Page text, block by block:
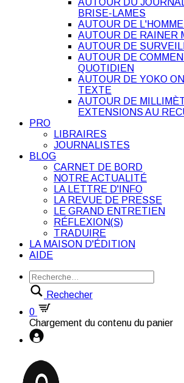
BRISE-LAMES
AUTOUR DE
AUTOUR DE RAINER
AUTOUR DE
AUTOUR DE
QUOTIDIEN
AUTOUR DE YOKO
TEXTE
AUTOUR DE
EXTENSIONS AU
PRO
LIBRAIRES
JOURNALISTES
BLOG
CARNET DE BORD
NOTRE ACTUALITÉ
LA LETTRE D'INFO
LA REVUE DE PRESSE
LE GRAND ENTRETIEN
RÉFLEXION(S)
TRADUIRE
LA MAISON D'ÉDITION
AIDE
Rechecher
0
Chargement du contenu du panier